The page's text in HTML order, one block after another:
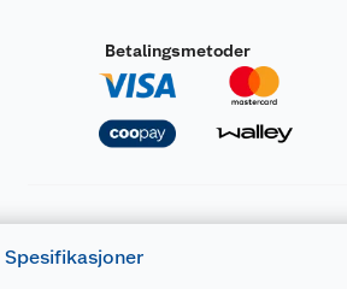
Betalingsmetoder
Spesifikasjoner